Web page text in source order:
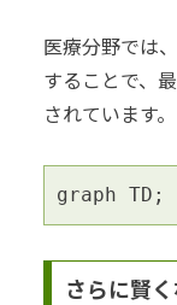
医療分野では
することで、
されています。
graph TD;
さらに賢